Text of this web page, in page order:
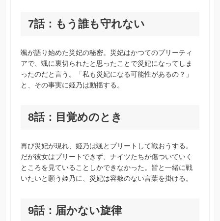
7話：もう誰も守れない
颯が語り始めた災妃の秘密。災妃はかつてのプリーティ
アで、颯に裏切られたと思ったことで災妃になってしま
ったのだと言う。「私も災妃になる可能性があるの？」
と、その事実に姫乃は動揺する。
8話：目覚めのとき
再び災妃が現れ、姫乃は颯とプリートして戦おうする。
だが彼女はプリートできず、ナイツたちが傷ついていく
ところを見ていることしかできなかった。皆と一緒に戦
いたいと願う姫乃に、災妃は容赦のない言葉を掛ける。
9話：届かない旋律